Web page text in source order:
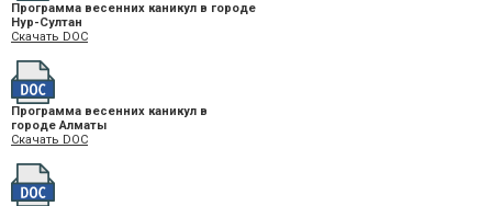
Программа весенних каникул в городе
Нур-Султан
Скачать DOC
Программа весенних каникул в
городе Алматы
Скачать DOC